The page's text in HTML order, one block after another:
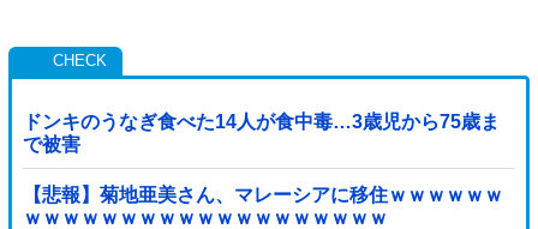
ドンキのうなぎ食べた14人が食中毒…3歳児から75歳ま
で被害
【悲報】菊地亜美さん、マレーシアに移住ｗｗｗｗｗｗ
ｗｗｗｗｗｗｗｗｗｗｗｗｗｗｗｗｗｗｗ